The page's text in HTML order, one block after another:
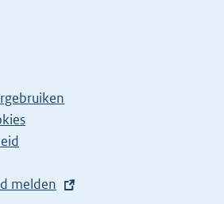
melden